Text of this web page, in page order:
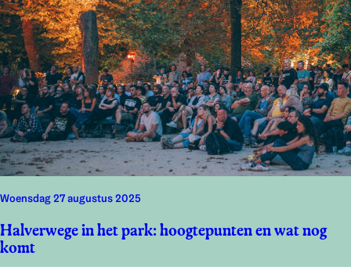
woensdag 27 augustus 2025
Halverwege in het park: hoogtepunten en wat nog
komt